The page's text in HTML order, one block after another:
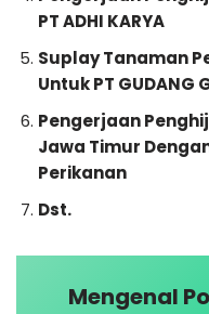
PT ADHI KARYA
Suplay Tanaman
Untuk PT GUDANG
Pengerjaan
Jawa Timur
Perikanan
Dst.
Mengenal